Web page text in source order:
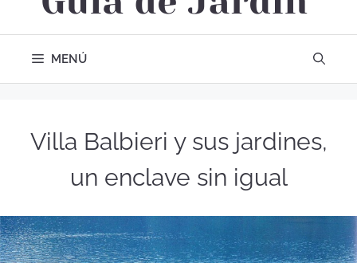
MENÚ
Villa Balbieri y sus jardines,
un enclave sin igual